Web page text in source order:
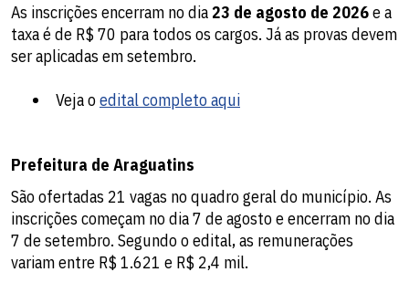
As inscrições encerram no dia 23 de agosto de 2026e a
taxa é de R$ 70 para todos os cargos. Já as provas devem
ser aplicadas em setembro.
Veja oedital completo aqui
Prefeitura de Araguatins
São ofertadas 21 vagas no quadro geral do município. As
inscrições começam no dia 7 de agosto e encerram no dia
7 de setembro. Segundo o edital, as remunerações
variam entre R$ 1.621 e R$ 2,4 mil.